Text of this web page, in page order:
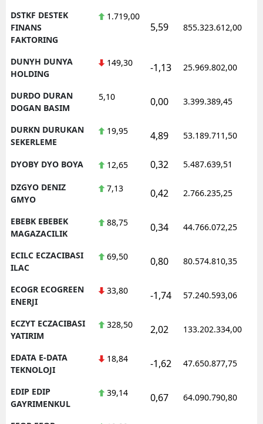
DSTKF DESTEK
FINANS
FAKTORING
1.719,00
5,59 855.323.612,00
DUNYH DUNYA
HOLDING
149,30 -1,13 25.969.802,00
DURDO DURAN
DOGAN BASIM
5,10 0,00 3.399.389,45
DURKN DURUKAN
SEKERLEME
19,95 4,89 53.189.711,50
DYOBY DYO BOYA 12,65 0,32 5.487.639,51
DZGYO DENIZ
GMYO
7,13 0,42 2.766.235,25
EBEBK EBEBEK
MAGAZACILIK
88,75 0,34 44.766.072,25
ECILC ECZACIBASI
ILAC
69,50 0,80 80.574.810,35
ECOGR ECOGREEN
ENERJI
33,80 -1,74 57.240.593,06
ECZYT ECZACIBASI
YATIRIM
328,50 2,02 133.202.334,00
EDATA E-DATA
TEKNOLOJI
18,84 -1,62 47.650.877,75
EDIP EDIP
GAYRIMENKUL
39,14 0,67 64.090.790,80